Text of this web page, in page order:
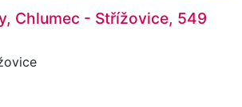
Chlumec - Střížovice, 549